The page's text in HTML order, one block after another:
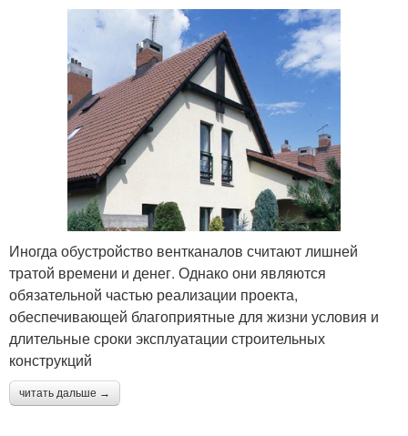
Иногда обустройство вентканалов считают лишней
тратой времени и денег. Однако они являются
обязательной частью реализации проекта,
обеспечивающей благоприятные для жизни условия и
длительные сроки эксплуатации строительных
конструкций
читать дальше →